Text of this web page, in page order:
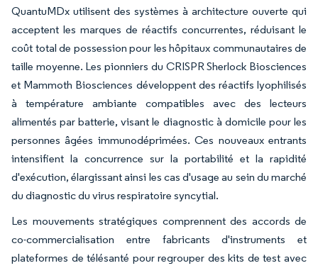
QuantuMDx utilisent des systèmes à architecture ouverte qui
acceptent les marques de réactifs concurrentes, réduisant le
coût total de possession pour les hôpitaux communautaires de
taille moyenne. Les pionniers du CRISPR Sherlock Biosciences
et Mammoth Biosciences développent des réactifs lyophilisés
à température ambiante compatibles avec des lecteurs
alimentés par batterie, visant le diagnostic à domicile pour les
personnes âgées immunodéprimées. Ces nouveaux entrants
intensifient la concurrence sur la portabilité et la rapidité
d'exécution, élargissant ainsi les cas d'usage au sein du marché
du diagnostic du virus respiratoire syncytial.
Les mouvements stratégiques comprennent des accords de
co-commercialisation entre fabricants d'instruments et
plateformes de télésanté pour regrouper des kits de test avec